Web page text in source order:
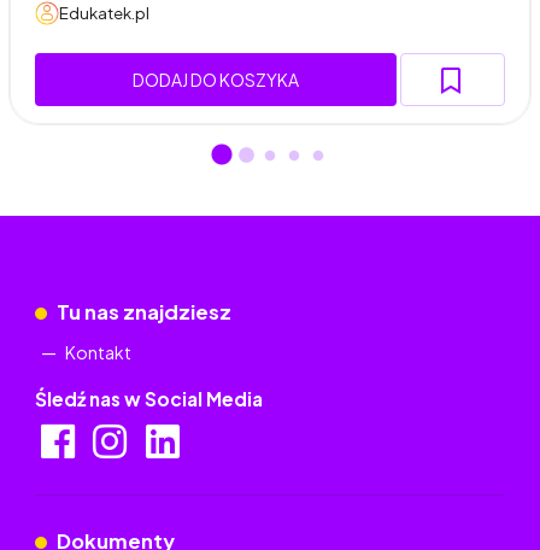
Edukatek.pl
DODAJ DO KOSZYKA
Tu nas znajdziesz
Kontakt
Śledź nas w Social Media
Dokumenty